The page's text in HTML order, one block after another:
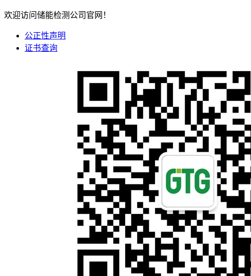
欢迎访问储能检测公司官网！
公正性声明
证书查询